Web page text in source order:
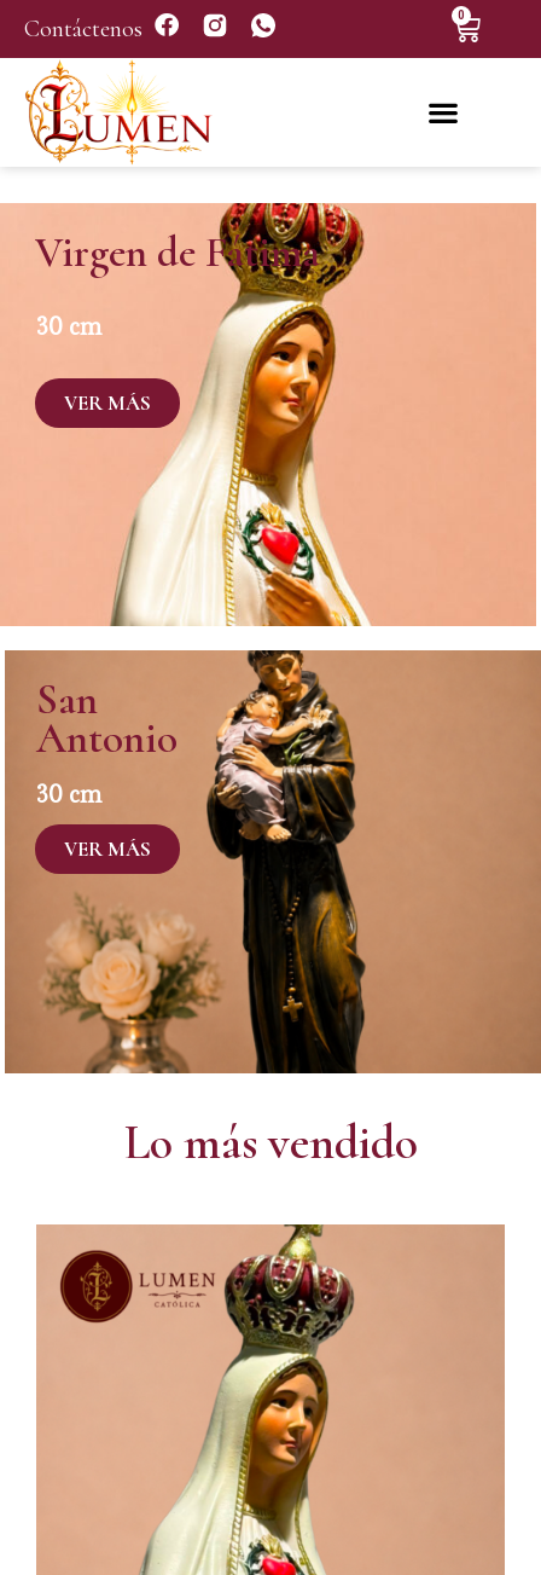
Contáctenos 0
Virgen de Fátima
30 cm
VER MÁS
San
Antonio
30 cm
VER MÁS
Lo más vendido